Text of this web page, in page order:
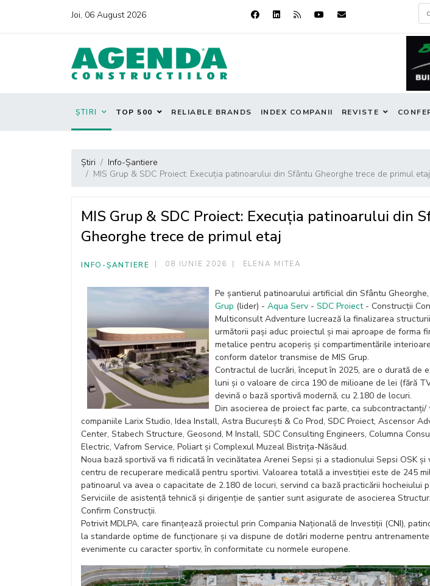
Joi, 06 August 2026
ȘTIRI TOP 500 RELIABLE BRANDS INDEX COMPANII REVISTE
Știri
Info-Șantiere
MIS Grup & SDC Proiect: Execuția patinoarului din Sfântu Gheorghe trece de primul etaj
MIS Grup & SDC Proiect: Execuția patinoarului din
Gheorghe trece de primul etaj
INFO-ȘANTIERE 08 IUNIE 2026 ELENA MITEA
Pe șantierul patinoarului artificial din Sfântu
Grup (lider) - Aqua Serv - SDC Proiect- Construcții
Multiconsult Adventure lucrează la finalizarea
următorii pași aduc proiectul și mai aproape de forma
metalice pentru acoperiș și compartimentările
conform datelor transmise de MIS Grup.
Contractul de lucrări, început în 2025, are o durată de
luni și o valoare de circa 190 de milioane de lei (fără
devină o bază sportivă modernă, cu 2.180 de locuri.
Din asocierea de proiect fac parte, ca subcontractanți/
companiile Larix Studio, Idea Install, Astra București & Co Prod, SDC Proiect, Ascensor
Center, Stabech Structure, Geosond, M Install, SDC Consulting Engineers, Columna
Electric, Vafrom Service, Poliart și Complexul Muzeal Bistrița-Năsăud.
Noua bază sportivă va fi ridicată în vecinătatea Arenei Sepsi și a stadionului Sepsi OSK și
centru de recuperare medicală pentru sportivi. Valoarea totală a investiției este de 245
patinoarul va avea o capacitate de 2.180 de locuri, servind ca bază practicării hocheiului
Serviciile de asistență tehnică și dirigenție de șantier sunt asigurate de asocierea
Confirm Construcții.
Potrivit MDLPA, care finanțează proiectul prin Compania Națională de Investiții (CNI),
la standarde optime de funcționare și va dispune de dotări moderne pentru
evenimente cu caracter sportiv, în conformitate cu normele europene.